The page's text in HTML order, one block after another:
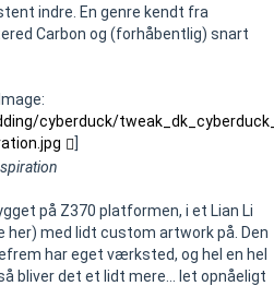
indre. En genre kendt fra
Carbon og (forhåbentlig) snart
cyberduck/tweak_dk_cyberduck_
på Z370 platformen, i et Lian Li
med lidt custom artwork på. Den
har eget værksted, og hel en hel
bliver det et lidt mere... let opnåeligt